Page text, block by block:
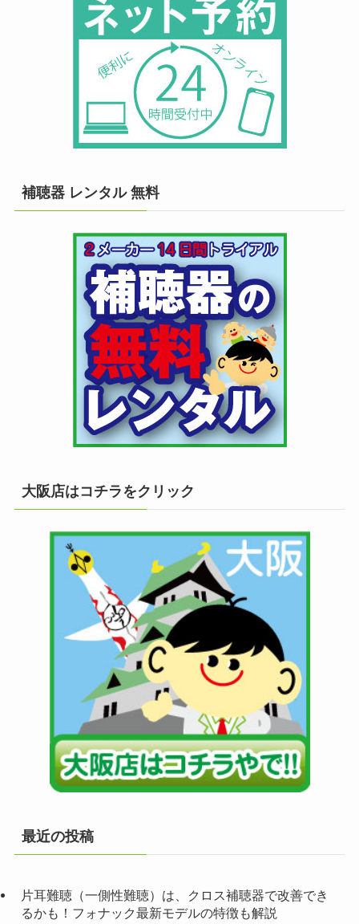
補聴器 レンタル 無料
大阪店はコチラをクリック
最近の投稿
片耳難聴（一側性難聴）は、クロス補聴器で改善でき
るかも！フォナック最新モデルの特徴も解説